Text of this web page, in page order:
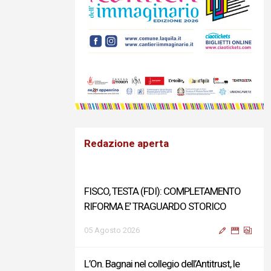
Redazione aperta
FISCO, TESTA (FDI): COMPLETAMENTO
RIFORMA E’ TRAGUARDO STORICO
05 Agosto 2026
L’On. Bagnai nel collegio dell’Antitrust, le